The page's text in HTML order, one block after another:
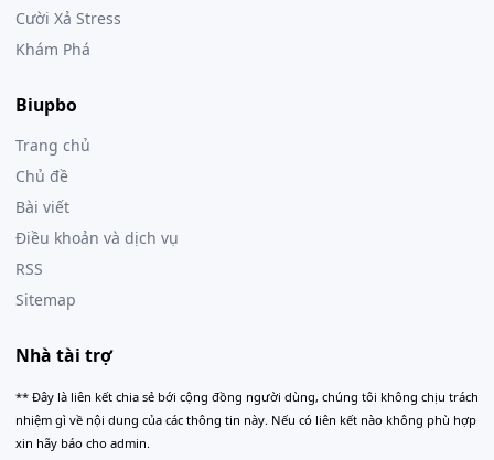
Cười Xả Stress
Khám Phá
Biupbo
Trang chủ
Chủ đề
Bài viết
Điều khoản và dịch vụ
RSS
Sitemap
Nhà tài trợ
** Đây là liên kết chia sẻ bới cộng đồng người dùng, chúng tôi không chịu trách
nhiệm gì về nội dung của các thông tin này. Nếu có liên kết nào không phù hợp
xin hãy báo cho admin.